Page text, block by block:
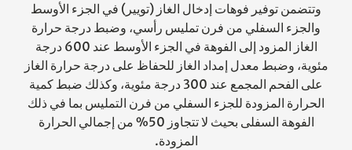
وتتضمن توفير فوهات إدخال الغاز (تويير) في الجزء الأوسط
والجزء السفلي من فرن تمليس رأسي، وضبط درجة حرارة
الغاز المزود إلى الفوهة في الجزء الأوسط عند 600 درجة
مئوية، وضبط معدل إمداد الغاز للحفاظ على درجة حرارة الغاز
على الفحم المجمع عند 300 درجة مئوية، وكذلك ضبط كمية
الحرارة المزودة للجزء السفلي من فرن التمليس بما في ذلك
الفوهة السفلى بحيث لا تتجاوز 50% من إجمالي الحرارة
المزودة.